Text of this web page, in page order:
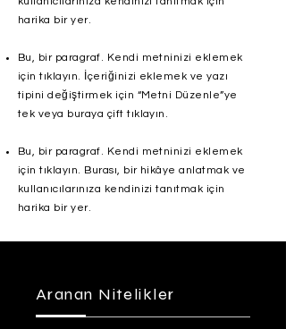
harika bir yer.
Bu, bir paragraf. Kendi metninizi eklemek
için tıklayın. İçeriğinizi eklemek ve yazı
tipini değiştirmek için “Metni Düzenle”ye
tek veya buraya çift tıklayın.
Bu, bir paragraf. Kendi metninizi eklemek
için tıklayın. Burası, bir hikâye anlatmak ve
kullanıcılarınıza kendinizi tanıtmak için
harika bir yer.
Aranan Nitelikler